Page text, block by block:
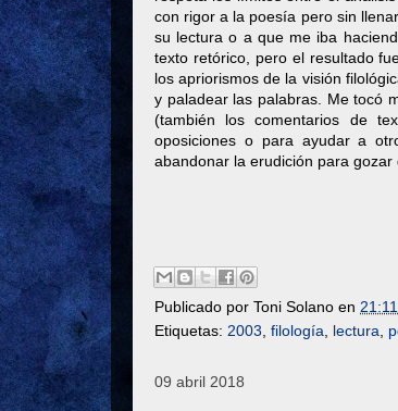
con rigor a la poesía pero sin
su lectura o a que me iba
texto retórico, pero el resultado
los apriorismos de la visión
y paladear las palabras. Me tocó
(también los comentarios de
oposiciones o para ayudar a
abandonar la erudición para gozar
Publicado por Toni Solano en 21:11
Etiquetas: 2003 filología lectura
09 abril 2018